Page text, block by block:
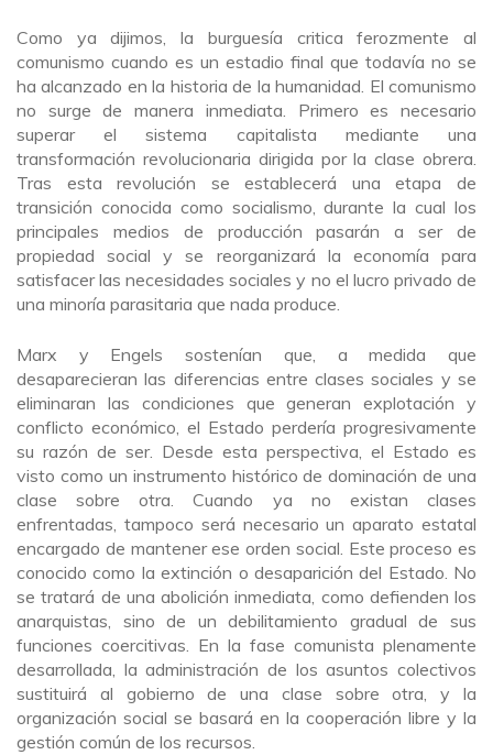
Como ya dijimos, la burguesía critica ferozmente al
comunismo cuando es un estadio final que todavía no se
ha alcanzado en la historia de la humanidad. El comunismo
no surge de manera inmediata. Primero es necesario
superar el sistema capitalista mediante una
transformación revolucionaria dirigida por la clase obrera.
Tras esta revolución se establecerá una etapa de
transición conocida como socialismo, durante la cual los
principales medios de producción pasarán a ser de
propiedad social y se reorganizará la economía para
satisfacer las necesidades sociales y no el lucro privado de
una minoría parasitaria que nada produce.
Marx y Engels sostenían que, a medida que
desaparecieran las diferencias entre clases sociales y se
eliminaran las condiciones que generan explotación y
conflicto económico, el Estado perdería progresivamente
su razón de ser. Desde esta perspectiva, el Estado es
visto como un instrumento histórico de dominación de una
clase sobre otra. Cuando ya no existan clases
enfrentadas, tampoco será necesario un aparato estatal
encargado de mantener ese orden social. Este proceso es
conocido como la extinción o desaparición del Estado. No
se tratará de una abolición inmediata, como defienden los
anarquistas, sino de un debilitamiento gradual de sus
funciones coercitivas. En la fase comunista plenamente
desarrollada, la administración de los asuntos colectivos
sustituirá al gobierno de una clase sobre otra, y la
organización social se basará en la cooperación libre y la
gestión común de los recursos.